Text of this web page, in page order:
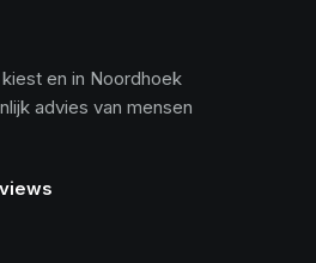
en in Noordhoek
advies van mensen